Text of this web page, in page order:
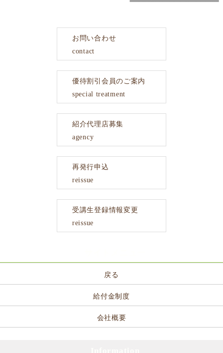
お問い合わせ
contact
優待割引会員のご案内
special treatment
紹介代理店募集
agency
再発行申込
reissue
受講生登録情報変更
reissue
戻る
給付金制度
会社概要